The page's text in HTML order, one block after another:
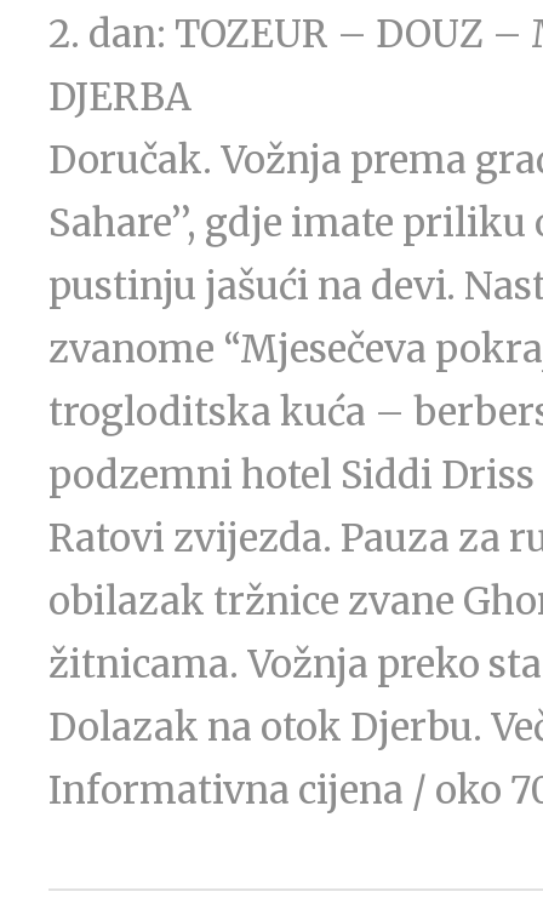
2. dan: TOZEUR – DOUZ
DJERBA
Doručak. Vožnja prema
Sahare’’, gdje imate
pustinju jašući na devi.
zvanome “Mjesečeva
trogloditska kuća –
podzemni hotel Siddi
Ratovi zvijezda. Pauza za
obilazak tržnice zvane
žitnicama. Vožnja preko
Dolazak na otok Djerbu.
Informativna cijena / oko